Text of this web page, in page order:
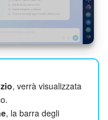
, verrà visualizzata
, la barra degli